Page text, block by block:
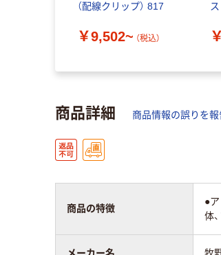
（配線クリップ） 817
￥9,502~ （税込）
商品詳細 商品情報の誤りを報
商品の特徴
●
体